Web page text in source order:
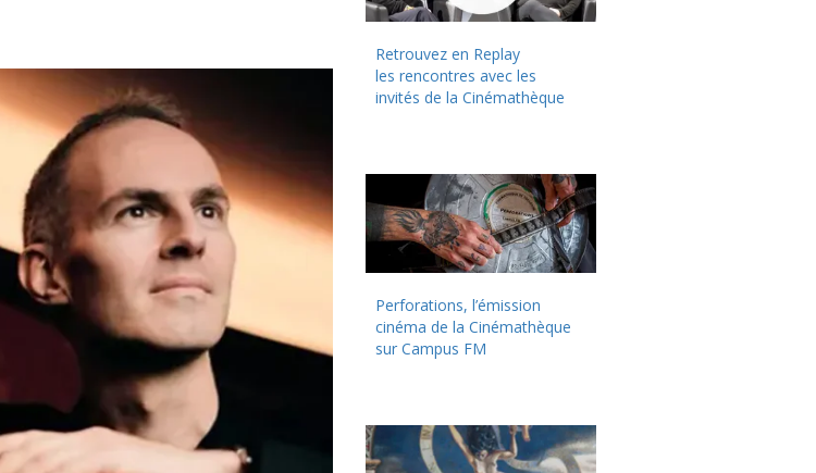
Retrouvez en Replay
les rencontres avec les
invités de la Cinémathèque
Perforations, l’émission
cinéma de la Cinémathèque
sur Campus FM